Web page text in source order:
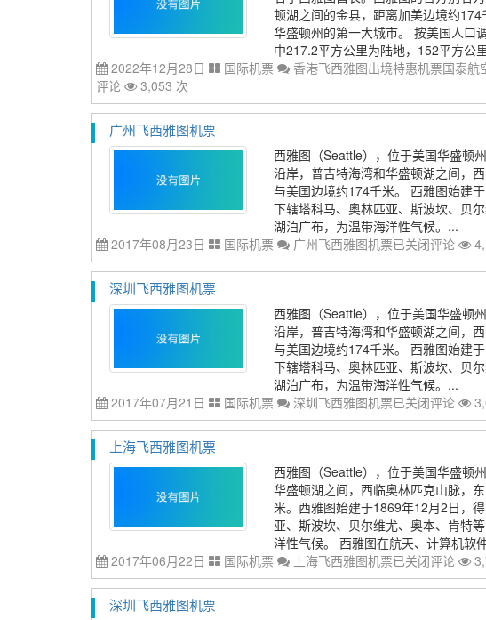
顿湖之间的金县，距离加美边境约
华盛顿州的第一大城市。 按美国人口
中217.2平方公里为陆地，152平方公
2022年12月28日
国际机票 香港飞西雅图出境特惠机票国泰
评论
3,053 次
广州飞西雅图机票
西雅图（Seattle），位于美国华盛顿
沿岸，普吉特海湾和华盛顿湖之间，
与美国边境约174千米。 西雅图始建
下辖塔科马、奥林匹亚、斯波坎、贝
湖泊广布，为温带海洋性气候。...
2017年08月23日
国际机票 广州飞西雅图机票已关闭评论
深圳飞西雅图机票
西雅图（Seattle），位于美国华盛顿
沿岸，普吉特海湾和华盛顿湖之间，
与美国边境约174千米。 西雅图始建
下辖塔科马、奥林匹亚、斯波坎、贝
湖泊广布，为温带海洋性气候。...
2017年07月21日
国际机票 深圳飞西雅图机票已关闭评论
上海飞西雅图机票
西雅图（Seattle），位于美国华盛顿
华盛顿湖之间，西临奥林匹克山脉，
米。西雅图始建于1869年12月2日，
亚、斯波坎、贝尔维尤、奥本、肯特
洋性气候。 西雅图在航天、计算机软
2017年06月22日
国际机票 上海飞西雅图机票已关闭评论
深圳飞西雅图机票